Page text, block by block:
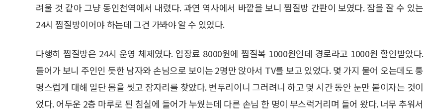
려울 것 같아 그냥 동인천역에서 내렸다. 과연 역사에서 바깥을 보니 찜질방 간판이 보였다. 잠을 잘 수 있는
24시 찜질방이어야 하는데 그건 가봐야 알 수 있었다.
다행히 찜질방은 24시 운영 체제였다. 입장료 8000원에 찜질복 1000원인데 경로라고 1000원 할인받았다.
들어가 보니 주인인 듯한 남자와 손님으로 보이는 2명만 앉아서 TV를 보고 있었다. 몇 가지 물어 오는데도 퉁
명스럽게 대해 일단 몸을 씻고 잠자리를 찾았다. 변두리이니 그러려니 하고 몇 시간 동안 눈만 붙이자는 것이
었다. 어두운 2층 마루로 된 침실에 들어가 누웠는데 다른 손님 한 명이 부스럭거리며 들어 왔다. 너무 추워서